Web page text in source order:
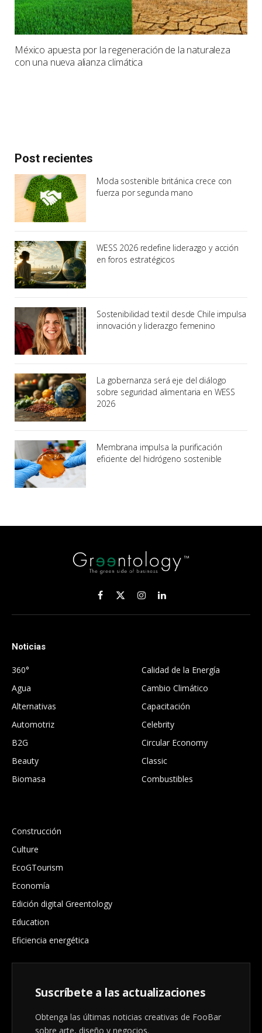
México apuesta por la regeneración de la naturaleza
con una nueva alianza climática
Post recientes
Moda sostenible británica crece con
fuerza por segunda mano
WESS 2026 redefine liderazgo y acción
en foros estratégicos
Sostenibilidad textil desde Chile impulsa
innovación y liderazgo femenino
La gobernanza será eje del diálogo
sobre seguridad alimentaria en WESS
2026
Membrana impulsa la purificación
eficiente del hidrógeno sostenible
Facebook
X
(Twitter)
InstagramLinkedIn
Noticias
360°
Agua
Alternativas
Automotriz
B2G
Beauty
Biomasa
Calidad de la Energía
Cambio Climático
Capacitación
Celebrity
Circular Economy
Classic
Combustibles
Construcción
Culture
EcoGTourism
Economía
Edición digital Greentology
Education
Eficiencia energética
Suscríbete a las actualizaciones
Obtenga las últimas noticias creativas de FooBar
sobre arte, diseño y negocios.